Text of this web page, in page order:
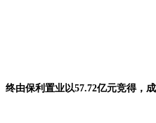
终由保利置业以57.72亿元竞得，